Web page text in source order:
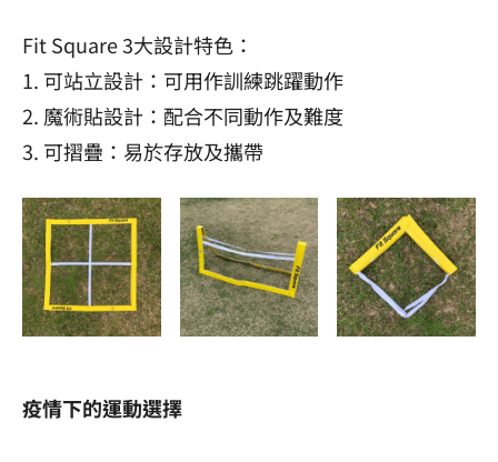
Fit Square 3大設計特色：
1. 可站立設計：可用作訓練跳躍動作
2. 魔術貼設計：配合不同動作及難度
3. 可摺疊：易於存放及攜帶
疫情下的運動選擇